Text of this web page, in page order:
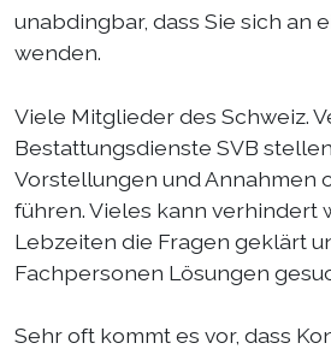
unabdingbar, dass Sie sich an
wenden.
Viele Mitglieder des Schweiz.
Bestattungsdienste SVB
Vorstellungen und Annahmen
führen. Vieles kann verhindert
Lebzeiten die Fragen geklärt
Fachpersonen Lösungen
Sehr oft kommt es vor, dass